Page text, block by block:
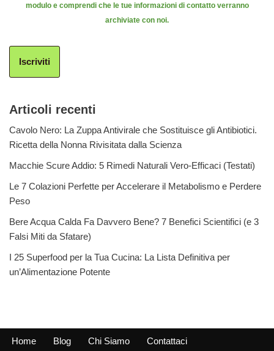
modulo e comprendi che le tue informazioni di contatto verranno
archiviate con noi.
Iscriviti
Articoli recenti
Cavolo Nero: La Zuppa Antivirale che Sostituisce gli Antibiotici.
Ricetta della Nonna Rivisitata dalla Scienza
Macchie Scure Addio: 5 Rimedi Naturali Vero-Efficaci (Testati)
Le 7 Colazioni Perfette per Accelerare il Metabolismo e Perdere
Peso
Bere Acqua Calda Fa Davvero Bene? 7 Benefici Scientifici (e 3
Falsi Miti da Sfatare)
I 25 Superfood per la Tua Cucina: La Lista Definitiva per
un’Alimentazione Potente
Home Blog Chi Siamo
Contattaci